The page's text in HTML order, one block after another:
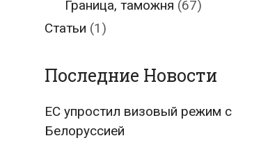
Граница, таможня (67)
Статьи (1)
Последние Новости
ЕС упростил визовый режим с
Белоруссией